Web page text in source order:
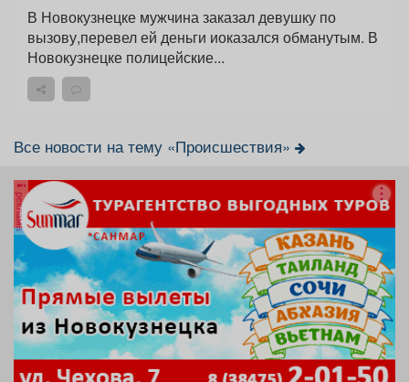
В Новокузнецке мужчина заказал девушку по
вызову,перевел ей деньги иоказался обманутым. В
Новокузнецке полицейские...
Все новости на тему «Происшествия»
реклама